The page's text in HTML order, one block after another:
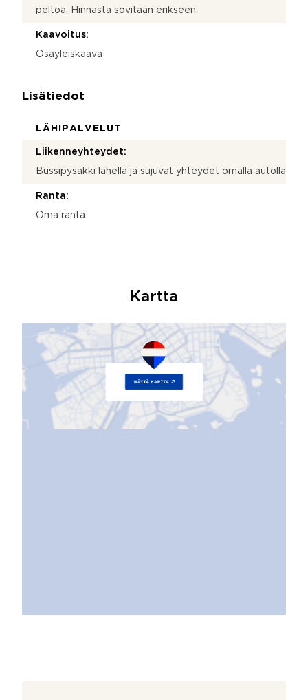
peltoa. Hinnasta sovitaan erikseen.
Kaavoitus:
Osayleiskaava
Lisätiedot
LÄHIPALVELUT
Liikenneyhteydet:
Bussipysäkki lähellä ja sujuvat yhteydet omalla autolla
Ranta:
Oma ranta
Kartta